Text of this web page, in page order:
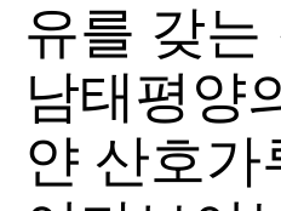
유를 갖는
남태평양
얀 산호